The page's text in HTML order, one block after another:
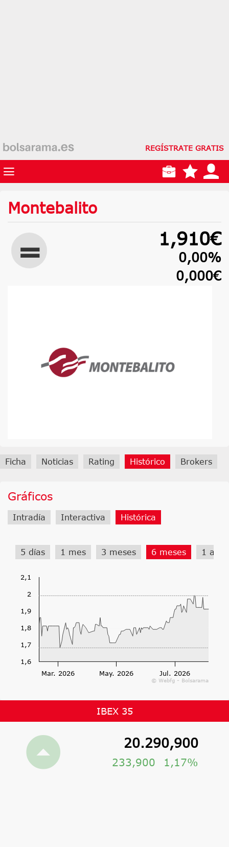
REGÍSTRATE GRATIS
Montebalito
1,910€
0,00%
0,000€
Ficha Noticias Rating Histórico Brokers
Gráficos
Intradía Interactiva Histórica
5 días 1 mes 3 meses 6 meses 1 año
Mar. 2026 May. 2026 Jul. 2026
1,6
1,7
1,8
1,9
2
2,1
© Webfg - Bolsarama
IBEX 35
20.290,900
233,900 1,17%